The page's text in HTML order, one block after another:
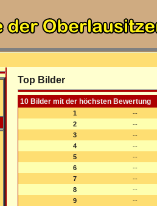
Top Bilder
10 Bilder mit der höchsten Bewertung
1 --
2
--
3
--
4
--
5
--
6
--
7
--
8
--
9
--